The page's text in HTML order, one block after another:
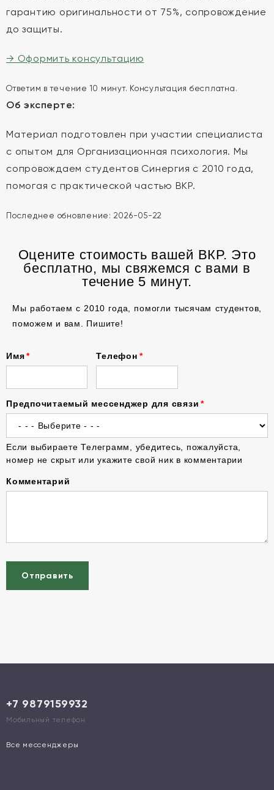
гарантию оригинальности от 75%, сопровождение
до защиты.
→ Оформить консультацию
Ответим в течение 10 минут. Консультация бесплатна.
Об эксперте:
Материал подготовлен при участии специалиста
с опытом для Организационная психология. Мы
сопровождаем студентов Синергия с 2010 года,
помогая с практической частью ВКР.
Последнее обновление: 2026-05-22
Оцените стоимость вашей ВКР. Это
бесплатно, мы свяжемся с вами в
течение 5 минут.
Мы работаем с 2010 года, помогли тысячам студентов,
поможем и вам. Пишите!
Имя Телефон
Предпочитаемый мессенджер для связи
Если выбираете Телеграмм, убедитесь, пожалуйста,
номер не скрыт или укажите свой ник в комментарии
Комментарий
Отправить
+7 9879159932
Мобильный телефон
Все мессенджеры